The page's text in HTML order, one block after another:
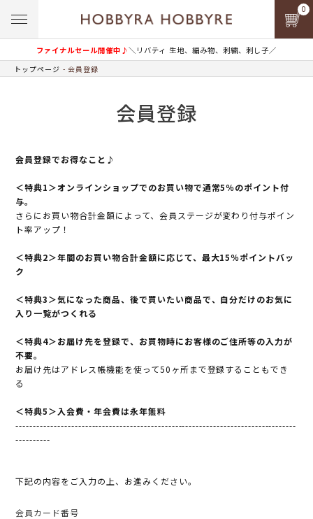
ファイナルセール開催中♪＼リバティ 生地、編み物、刺繍、刺し子／
0
トップページ 会員登録
会員登録
会員登録でお得なこと♪
＜特典1＞オンラインショップでのお買い物で通常5％のポイント付
与。
さらにお買い物合計金額によって、会員ステージが変わり付与ポイン
ト率アップ！
＜特典2＞年間のお買い物合計金額に応じて、最大15％ポイントバッ
ク
＜特典3＞気になった商品、後で買いたい商品で、自分だけのお気に
入り一覧がつくれる
＜特典4＞お届け先を登録で、お買物時にお客様のご住所等の入力が
不要。
お届け先はアドレス帳機能を使って50ヶ所まで登録することもでき
る
＜特典5＞入会費・年会費は永年無料
---------------------------------------------------------------------------------
----------
下記の内容をご入力の上、お進みください。
会員カード番号